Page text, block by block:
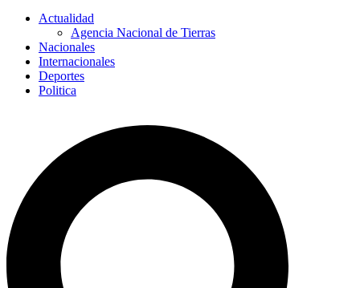
Actualidad
Agencia Nacional de Tierras
Nacionales
Internacionales
Deportes
Politica